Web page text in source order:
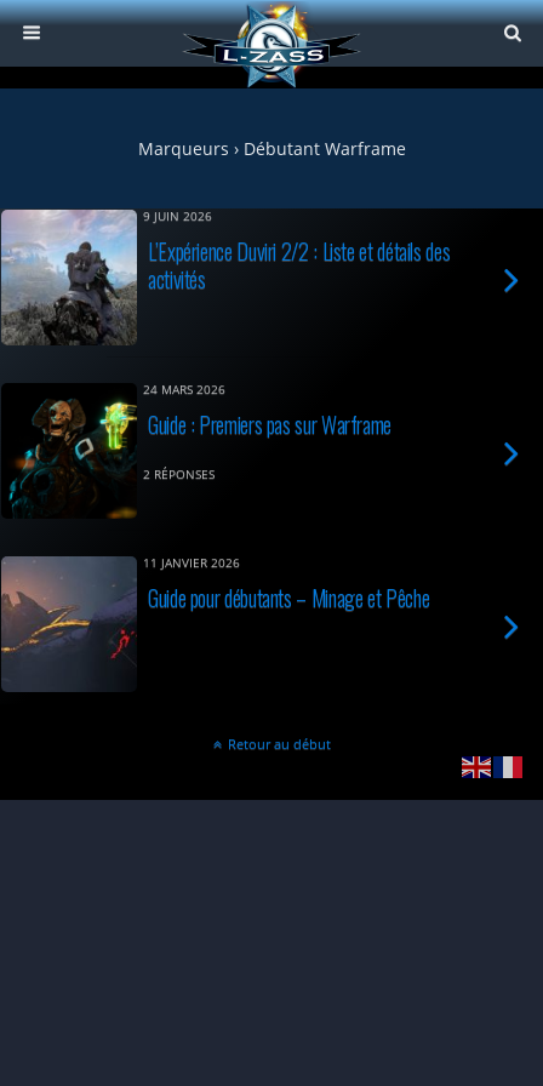
Marqueurs › Débutant Warframe
9 JUIN 2026
L’Expérience Duviri 2/2 : Liste et détails des
activités
24 MARS 2026
Guide : Premiers pas sur Warframe
2 RÉPONSES
11 JANVIER 2026
Guide pour débutants – Minage et Pêche
Retour au début